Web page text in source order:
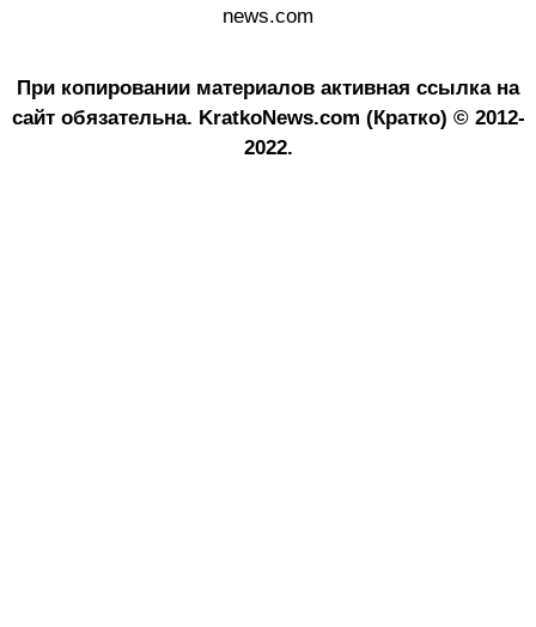
news.com
При копировании материалов активная ссылка на
сайт обязательна. KratkoNews.com (Кратко) © 2012-
2022.